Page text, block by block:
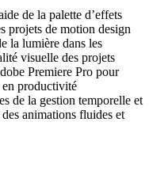
de la palette d’effets
projets de motion design
la lumière dans les
visuelle des projets
Premiere Pro pour
productivité
de la gestion temporelle et
animations fluides et